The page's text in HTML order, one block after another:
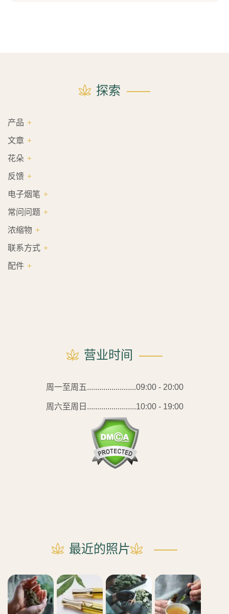
探索
产品
文章
花朵
反馈
电子烟笔
常问问题
浓缩物
联系方式
配件
营业时间
周一至周五........................09:00 - 20:00
周六至周日........................10:00 - 19:00
最近的照片